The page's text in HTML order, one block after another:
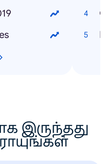
இருந்தது